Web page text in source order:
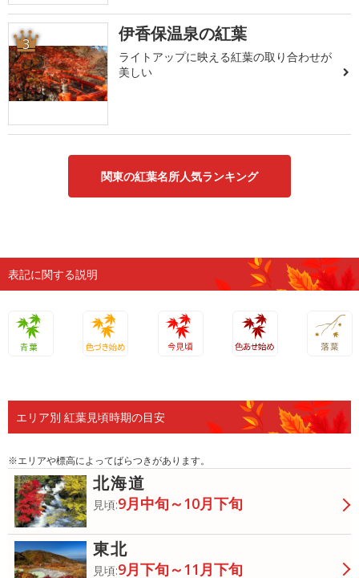
3 伊香保温泉の紅葉
ライトアップに映える紅葉の取り合わせが
美しい
関東の紅葉名所人気ランキング
表記に関する説明
エリア別 紅葉見頃時期の目安
※エリアや標高によってばらつきがあります。
北海道
見頃:9月中旬～10月下旬
東北
見頃:9月下旬～11月下旬